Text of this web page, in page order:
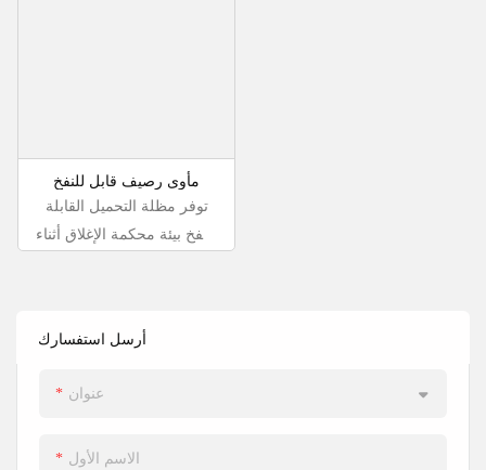
أرسل استفسارك
عنوان
الاسم الأول
مأوى رصيف قابل للنفخ
توفر مظلة التحميل القابلة
للنفخ بيئة محكمة الإغلاق أثناء
وسطحها، مما يحمي المركبة
ومقاومة الرياح أثناء تشغيل